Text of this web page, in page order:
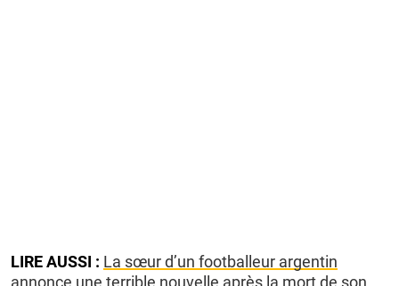
LIRE AUSSI : La sœur d’un footballeur argentin
annonce une terrible nouvelle après la mort de son